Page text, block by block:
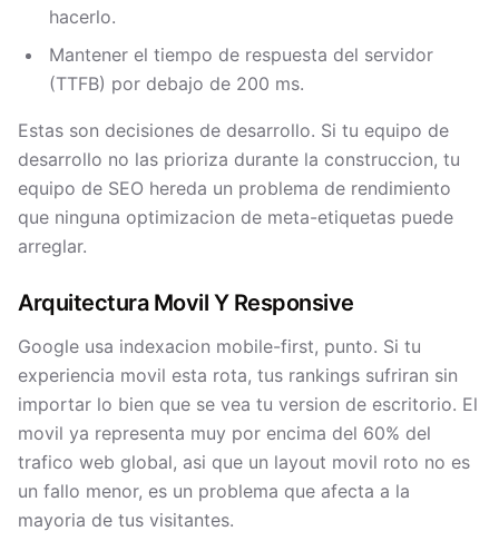
hacerlo.
Mantener el tiempo de respuesta del servidor
(TTFB) por debajo de 200 ms.
Estas son decisiones de desarrollo. Si tu equipo de
desarrollo no las prioriza durante la construccion, tu
equipo de SEO hereda un problema de rendimiento
que ninguna optimizacion de meta-etiquetas puede
arreglar.
Arquitectura Movil Y Responsive
Google usa indexacion mobile-first, punto. Si tu
experiencia movil esta rota, tus rankings sufriran sin
importar lo bien que se vea tu version de escritorio. El
movil ya representa muy por encima del 60% del
trafico web global, asi que un layout movil roto no es
un fallo menor, es un problema que afecta a la
mayoria de tus visitantes.